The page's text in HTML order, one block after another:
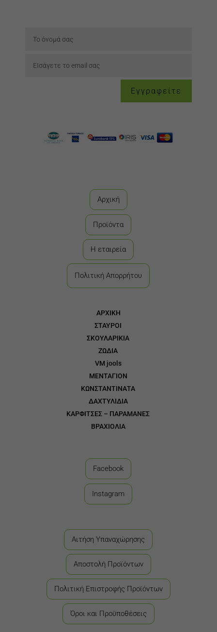
Εγγραφείτε
Αρχική
Προϊόντα
Η εταιρεία
Πολιτική Απορρήτου
ΑΡΧΙΚΗ
ΣΤΑΥΡΟΙ
ΣΚΟΥΛΑΡΙΚΙΑ
ΖΩΔΙΑ
VM jools
ΜΕΝΤΑΓΙΟΝ
ΚΩΝΣΤΑΝΤΙΝΑΤΑ
ΔΑΧΤΥΛΙΔΙΑ
ΚΑΡΦΙΤΣΕΣ – ΠΑΡΑΜΑΝΕΣ
ΒΡΑΧΙΟΛΙΑ
Facebook
Instagram
Αιτήση Υπαναχώρησης
Αποστολή Προϊόντων
Πολιτική Επιστροφής Προϊόντων
Όροι και Προϋποθέσεις